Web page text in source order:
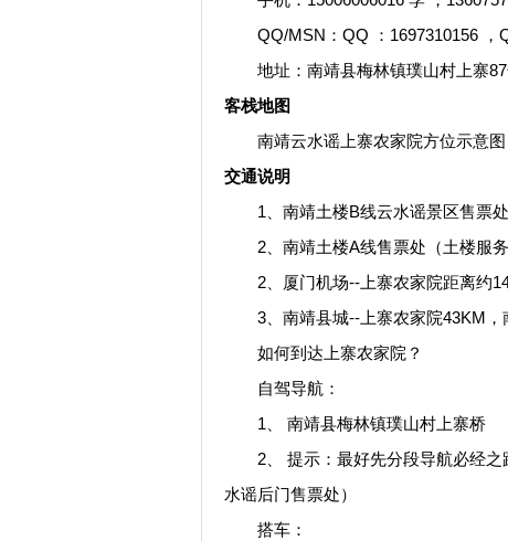
QQ/MSN：QQ ：1697310156 ，
地址：南靖县梅林镇璞山村上寨87
客栈地图
南靖云水谣上寨农家院方位示意图
交通说明
1、南靖土楼B线云水谣景区售票处
2、南靖土楼A线售票处（土楼服务
2、厦门机场--上寨农家院距离约
3、南靖县城--上寨农家院43KM，
如何到达上寨农家院？
自驾导航：
1、 南靖县梅林镇璞山村上寨桥
2、 提示：最好先分段导航必经之
水谣后门售票处）
搭车：